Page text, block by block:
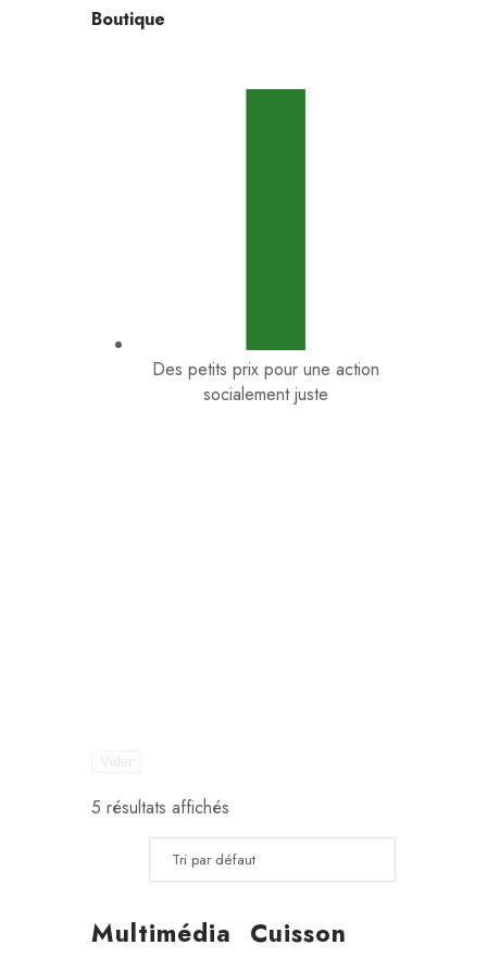
Boutique
Des petits prix pour une action
socialement juste
5 résultats affichés
Multimédia Cuisson